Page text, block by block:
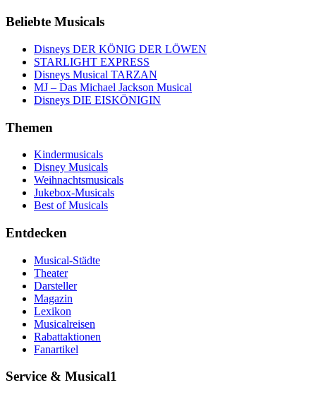
Beliebte Musicals
Disneys DER KÖNIG DER LÖWEN
STARLIGHT EXPRESS
Disneys Musical TARZAN
MJ – Das Michael Jackson Musical
Disneys DIE EISKÖNIGIN
Themen
Kindermusicals
Disney Musicals
Weihnachtsmusicals
Jukebox-Musicals
Best of Musicals
Entdecken
Musical-Städte
Theater
Darsteller
Magazin
Lexikon
Musicalreisen
Rabattaktionen
Fanartikel
Service & Musical1